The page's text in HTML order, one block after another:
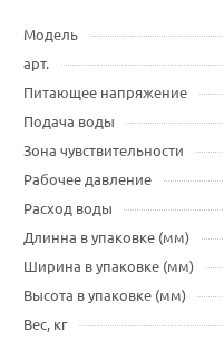
Модель
арт.
Питающее напряжение
Подача воды
Зона чувствительности
Рабочее давление
Расход воды
Длинна в упаковке (мм)
Ширина в упаковке (мм)
Высота в упаковке (мм)
Вес, кг